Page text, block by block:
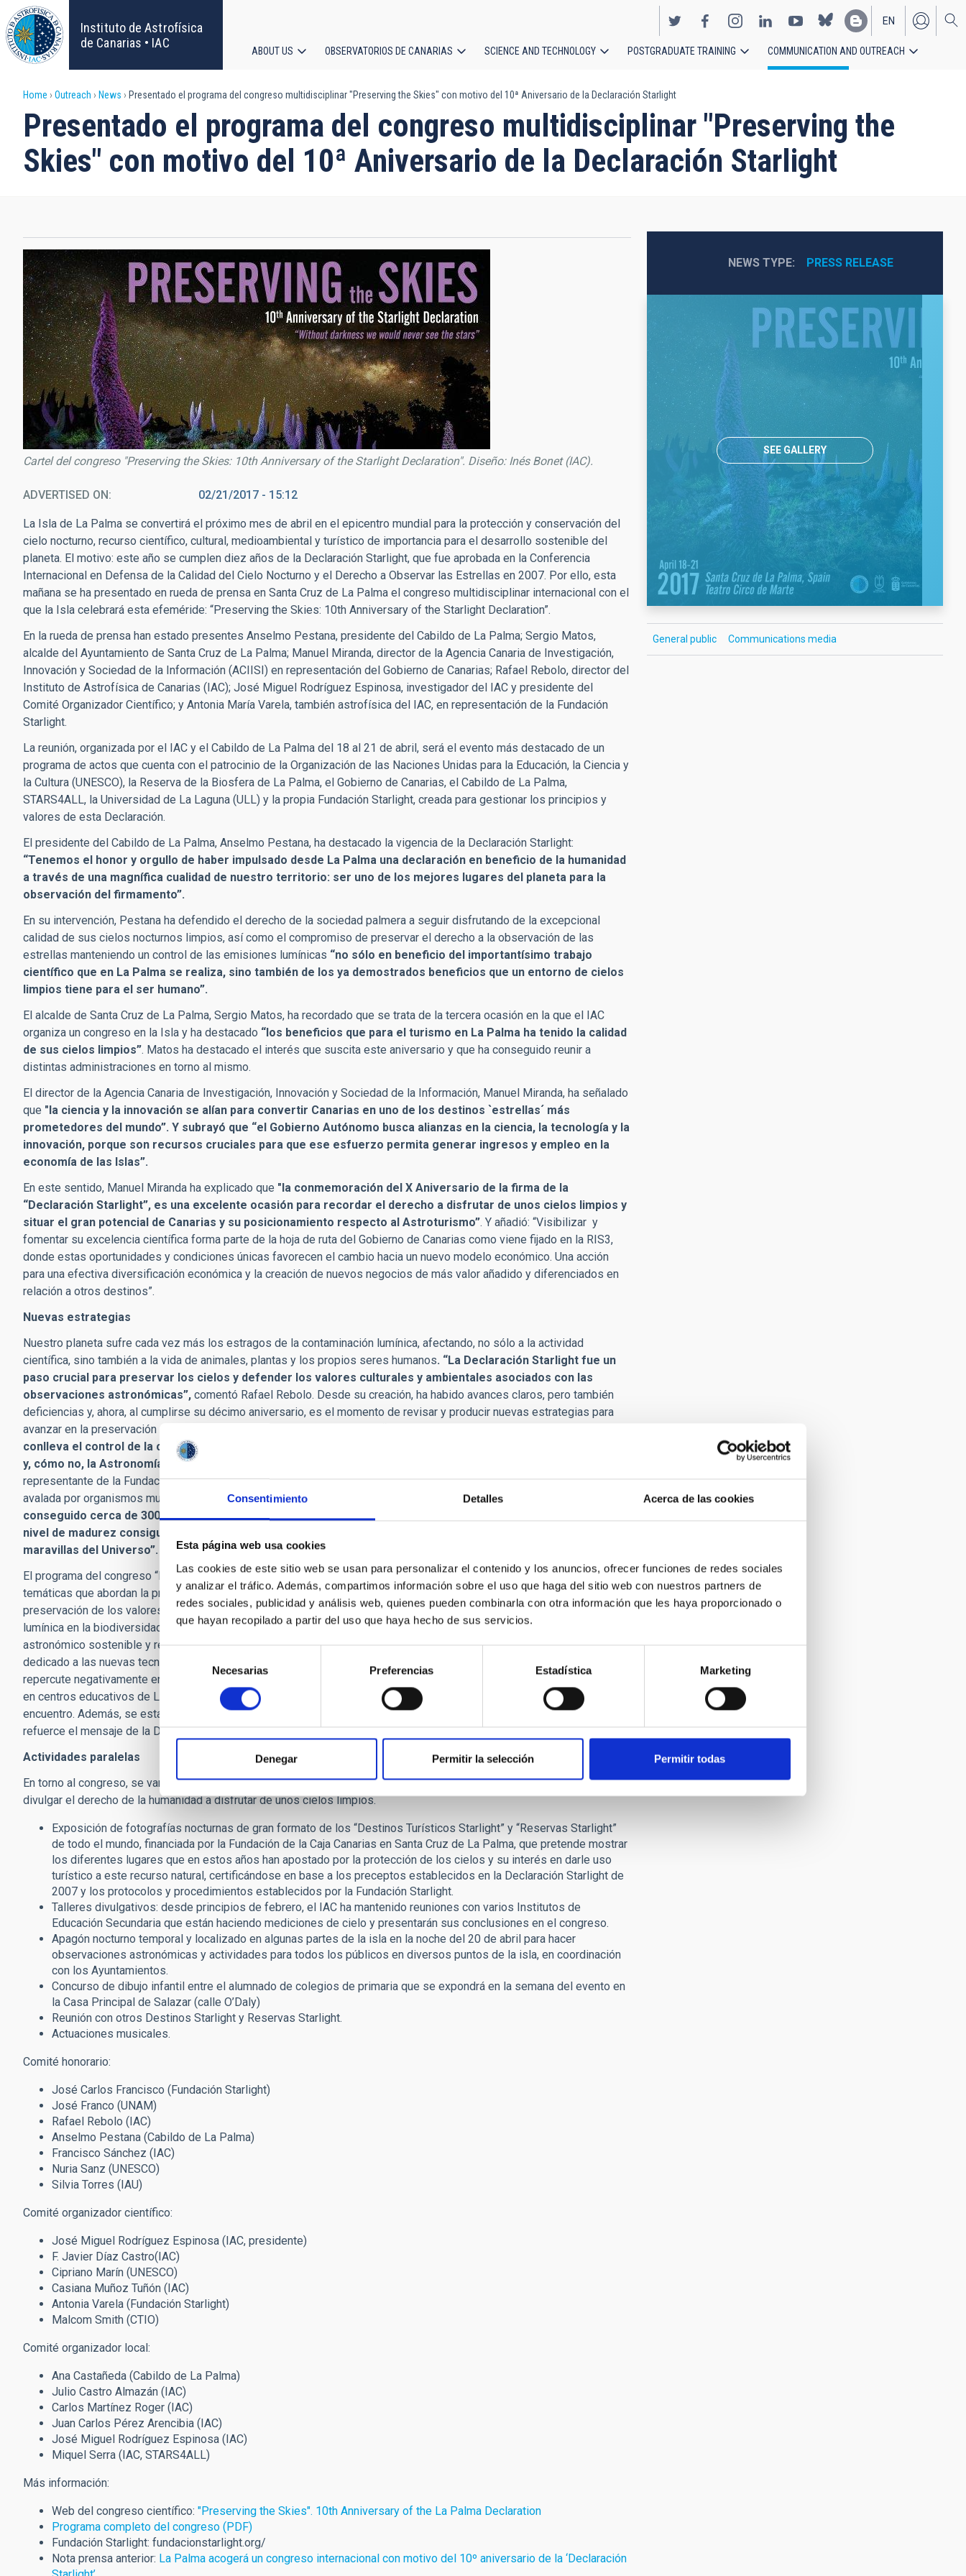
Consentimiento Detalles Acerca de las cookies
Esta página web usa cookies
Las cookies de este sitio web se usan para personalizar el contenido y los anuncios, ofrecer funciones de redes sociales
y analizar el tráfico. Además, compartimos información sobre el uso que haga del sitio web con nuestros partners de
redes sociales, publicidad y análisis web, quienes pueden combinarla con otra información que les haya proporcionado o
que hayan recopilado a partir del uso que haya hecho de sus servicios.
consentimiento
Necesarias Preferencias Estadística Marketing
Denegar Permitir la selección Permitir todas
Skip
to
main
content
Instituto de Astrofísica
de Canarias • IAC
EN
ES
navigation
ABOUT US OBSERVATORIOS DE CANARIAS SCIENCE AND TECHNOLOGY POSTGRADUATE TRAINING COMMUNICATION AND OUTREACH
Breadcrumb
Home Outreach News Presentado el programa del congreso multidisciplinar "Preserving the Skies" con motivo del 10ª Aniversario de la Declaración Starlight
Presentado el programa del congreso multidisciplinar "Preserving the
Skies" con motivo del 10ª Aniversario de la Declaración Starlight
Cartel del congreso "Preserving the Skies: 10th Anniversary of the Starlight Declaration". Diseño: Inés Bonet (IAC).
ADVERTISED ON 02/21/2017 - 15:12
La Isla de La Palma se convertirá el próximo mes de abril en el epicentro mundial para la protección y conservación del
cielo nocturno, recurso científico, cultural, medioambiental y turístico de importancia para el desarrollo sostenible del
planeta. El motivo: este año se cumplen diez años de la Declaración Starlight, que fue aprobada en la Conferencia
Internacional en Defensa de la Calidad del Cielo Nocturno y el Derecho a Observar las Estrellas en 2007. Por ello, esta
mañana se ha presentado en rueda de prensa en Santa Cruz de La Palma el congreso multidisciplinar internacional con el
que la Isla celebrará esta efeméride: “Preserving the Skies: 10th Anniversary of the Starlight Declaration”.
En la rueda de prensa han estado presentes Anselmo Pestana, presidente del Cabildo de La Palma; Sergio Matos,
alcalde del Ayuntamiento de Santa Cruz de La Palma; Manuel Miranda, director de la Agencia Canaria de Investigación,
Innovación y Sociedad de la Información (ACIISI) en representación del Gobierno de Canarias; Rafael Rebolo, director del
Instituto de Astrofísica de Canarias (IAC); José Miguel Rodríguez Espinosa, investigador del IAC y presidente del
Comité Organizador Científico; y Antonia María Varela, también astrofísica del IAC, en representación de la Fundación
Starlight.
La reunión, organizada por el IAC y el Cabildo de La Palma del 18 al 21 de abril, será el evento más destacado de un
programa de actos que cuenta con el patrocinio de la Organización de las Naciones Unidas para la Educación, la Ciencia y
la Cultura (UNESCO), la Reserva de la Biosfera de La Palma, el Gobierno de Canarias, el Cabildo de La Palma,
STARS4ALL, la Universidad de La Laguna (ULL) y la propia Fundación Starlight, creada para gestionar los principios y
valores de esta Declaración.
El presidente del Cabildo de La Palma, Anselmo Pestana, ha destacado la vigencia de la Declaración Starlight:
“Tenemos el honor y orgullo de haber impulsado desde La Palma una declaración en beneficio de la humanidad
a través de una magnífica cualidad de nuestro territorio: ser uno de los mejores lugares del planeta para la
observación del firmamento”.
En su intervención, Pestana ha defendido el derecho de la sociedad palmera a seguir disfrutando de la excepcional
calidad de sus cielos nocturnos limpios, así como el compromiso de preservar el derecho a la observación de las
estrellas manteniendo un control de las emisiones lumínicas “no sólo en beneficio del importantísimo trabajo
científico que en La Palma se realiza, sino también de los ya demostrados beneficios que un entorno de cielos
limpios tiene para el ser humano”.
El alcalde de Santa Cruz de La Palma, Sergio Matos, ha recordado que se trata de la tercera ocasión en la que el IAC
organiza un congreso en la Isla y ha destacado “los beneficios que para el turismo en La Palma ha tenido la calidad
de sus cielos limpios”. Matos ha destacado el interés que suscita este aniversario y que ha conseguido reunir a
distintas administraciones en torno al mismo.
El director de la Agencia Canaria de Investigación, Innovación y Sociedad de la Información, Manuel Miranda, ha señalado
que "la ciencia y la innovación se alían para convertir Canarias en uno de los destinos `estrellas´ más
prometedores del mundo”. Y subrayó que “el Gobierno Autónomo busca alianzas en la ciencia, la tecnología y la
innovación, porque son recursos cruciales para que ese esfuerzo permita generar ingresos y empleo en la
economía de las Islas”.
En este sentido, Manuel Miranda ha explicado que "la conmemoración del X Aniversario de la firma de la
“Declaración Starlight”, es una excelente ocasión para recordar el derecho a disfrutar de unos cielos limpios y
situar el gran potencial de Canarias y su posicionamiento respecto al Astroturismo”. Y añadió: “Visibilizar y
fomentar su excelencia científica forma parte de la hoja de ruta del Gobierno de Canarias como viene fijado en la RIS3,
donde estas oportunidades y condiciones únicas favorecen el cambio hacia un nuevo modelo económico. Una acción
para una efectiva diversificación económica y la creación de nuevos negocios de más valor añadido y diferenciados en
relación a otros destinos”.
Nuevas estrategias
Nuestro planeta sufre cada vez más los estragos de la contaminación lumínica, afectando, no sólo a la actividad
científica, sino también a la vida de animales, plantas y los propios seres humanos. “La Declaración Starlight fue un
paso crucial para preservar los cielos y defender los valores culturales y ambientales asociados con las
observaciones astronómicas”, comentó Rafael Rebolo. Desde su creación, ha habido avances claros, pero también
deficiencias y, ahora, al cumplirse su décimo aniversario, es el momento de revisar y producir nuevas estrategias para
avanzar en la preservación del cielo oscuro. Por eso, en este congreso
conlleva el control de la contaminación lumínica en las plantas, los animales, el bienestar de la gente, la cultura
y, cómo no, la Astronomía”,
subrayó José Miguel Rodríguez Espinosa. Por su parte, Antonia M. Varela, como
representante de la Fundación Starlight, se congratulaba de celebrar los X años de una iniciativa pionera en el mundo y
avalada por organismos mundiales tan importantes como UNESCO, UNWTO o IAU, y recordó que
conseguido cerca de 300 adhesiones a esta Declaración que, aunque relativamente joven, va alcanzando su
nivel de madurez consiguiendo de muchos espacios naturales zonas protegidas desde donde descubrir las
maravillas del Universo”.
El programa del congreso “Preserving the Skies: 10th Anniversary of the Starlight Declaration” se divide en varias charlas
temáticas que abordan la protección del cielo desde diferentes perspectivas. La conferencia inaugural se centrará en la
preservación de los valores culturales “Starlight”, seguida de una ponencia sobre el impacto que tiene la contaminación
lumínica en la biodiversidad y en el bienestar del ser humano, además de las vías para llevar a cabo un turismo
astronómico sostenible y respetuoso con el medio ambiente nocturno. Relacionado con ello, habrá también un espacio
dedicado a las nuevas tecnologías y a la iluminación inteligente para controlar la luz de los núcleos urbanos que
repercute negativamente en el entorno. El último día, se pondrá la vista en el futuro y se terminará la reunión con charlas
en centros educativos de La Isla, mesas redondas, así como una ponencia de clausura con las conclusiones finales del
encuentro. Además, se establecerán una serie de grupos de trabajo de los que se pretende que salga un texto que
refuerce el mensaje de la Declaración Internacional Starlight del año 2007.
Actividades paralelas
En torno al congreso, se van a desarrollar diversas actividades abiertas a todos los públicos con el fin de concienciar y
divulgar el derecho de la humanidad a disfrutar de unos cielos limpios.
Exposición de fotografías nocturnas de gran formato de los “Destinos Turísticos Starlight” y “Reservas Starlight”
de todo el mundo, financiada por la Fundación de la Caja Canarias en Santa Cruz de La Palma, que pretende mostrar
los diferentes lugares que en estos años han apostado por la protección de los cielos y su interés en darle uso
turístico a este recurso natural, certificándose en base a los preceptos establecidos en la Declaración Starlight de
2007 y los protocolos y procedimientos establecidos por la Fundación Starlight.
Talleres divulgativos: desde principios de febrero, el IAC ha mantenido reuniones con varios Institutos de
Educación Secundaria que están haciendo mediciones de cielo y presentarán sus conclusiones en el congreso.
Apagón nocturno temporal y localizado en algunas partes de la isla en la noche del 20 de abril para hacer
observaciones astronómicas y actividades para todos los públicos en diversos puntos de la isla, en coordinación
con los Ayuntamientos.
Concurso de dibujo infantil entre el alumnado de colegios de primaria que se expondrá en la semana del evento en
la Casa Principal de Salazar (calle O’Daly)
Reunión con otros Destinos Starlight y Reservas Starlight.
Actuaciones musicales.
Comité honorario:
José Carlos Francisco (Fundación Starlight)
José Franco (UNAM)
Rafael Rebolo (IAC)
Anselmo Pestana (Cabildo de La Palma)
Francisco Sánchez (IAC)
Nuria Sanz (UNESCO)
Silvia Torres (IAU)
Comité organizador científico:
José Miguel Rodríguez Espinosa (IAC, presidente)
F. Javier Díaz Castro(IAC)
Cipriano Marín (UNESCO)
Casiana Muñoz Tuñón (IAC)
Antonia Varela (Fundación Starlight)
Malcom Smith (CTIO)
Comité organizador local:
Ana Castañeda (Cabildo de La Palma)
Julio Castro Almazán (IAC)
Carlos Martínez Roger (IAC)
Juan Carlos Pérez Arencibia (IAC)
José Miguel Rodríguez Espinosa (IAC)
Miquel Serra (IAC, STARS4ALL)
Más información:
Web del congreso científico: "Preserving the Skies". 10th Anniversary of the La Palma Declaration
Programa completo del congreso (PDF)
Fundación Starlight: fundacionstarlight.org/
Nota prensa anterior: La Palma acogerá un congreso internacional con motivo del 10º aniversario de la ‘Declaración
NEWS TYPE PRESS RELEASE
SEE GALLERY
General public Communications media